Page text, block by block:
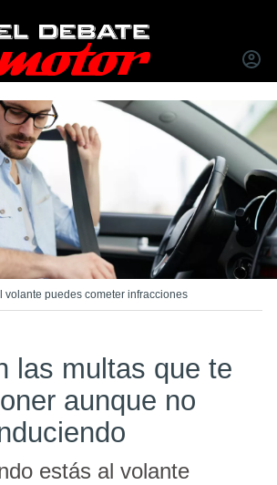
INICIAR
volante puedes cometer infracciones
las multas que te
aunque no
estás al volante